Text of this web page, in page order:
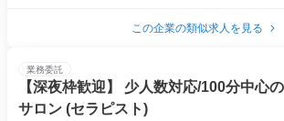
この企業の類似求人を見る
業務委託
【深夜枠歓迎】 少人数対応/100分中心
サロン (セラピスト)